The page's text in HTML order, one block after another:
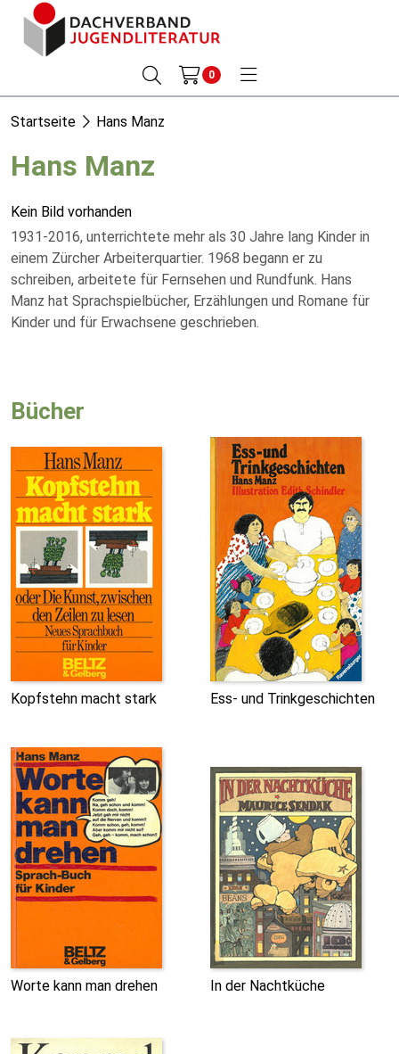
0
Startseite Hans Manz
Hans Manz
Kein Bild vorhanden
1931-2016, unterrichtete mehr als 30 Jahre lang Kinder in
einem Zürcher Arbeiterquartier. 1968 begann er zu
schreiben, arbeitete für Fernsehen und Rundfunk. Hans
Manz hat Sprachspielbücher, Erzählungen und Romane für
Kinder und für Erwachsene geschrieben.
Bücher
Kopfstehn macht stark Ess- und Trinkgeschichten
Worte kann man drehen In der Nachtküche